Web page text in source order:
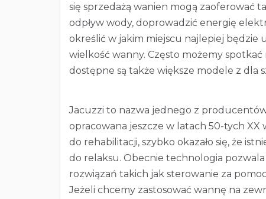
się sprzedażą wanien mogą zaoferować
odpływ wody, doprowadzić energię
określić w jakim miejscu najlepiej będzie
wielkość wanny. Często możemy
dostępne są także większe modele z dla
Jacuzzi to nazwa jednego z
opracowana jeszcze w latach 50-tych XX
do rehabilitacji, szybko okazało się, że
do relaksu. Obecnie technologia
rozwiązań takich jak sterowanie za
Jeżeli chcemy zastosować wannę na